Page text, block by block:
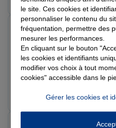
vous et Caroline était de
vivement
Note de 5 sur 5
Le 27/05/2026 - Agence TARTAS
Agence TARTAS très
dire !
Laurent V.
le site. Ces cookies et
personnaliser le contenu du
fréquentation, permettre des
mesurer les performances.
En cliquant sur le bouton
les cookies et identifiants
modifier vos choix à tout
cookies" accessible dans le
Gérer les cookies et